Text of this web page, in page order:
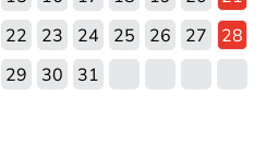
22
23 24 25 26 27
28
29
30 31